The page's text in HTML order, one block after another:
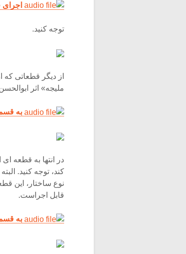
توجه کنید.
از دیگر قطعاتی که
ملیجه» اثر
به
در انتها به قطعه
کند، توجه کنید.
نوع ساختار، این
قابل اجراست.
به